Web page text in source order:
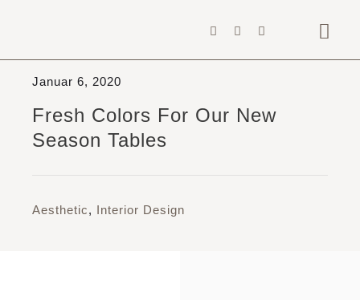
Home
Architekten
Privat
Januar 6, 2020
Fresh Colors For Our New
Season Tables
Aesthetic, Interior Design